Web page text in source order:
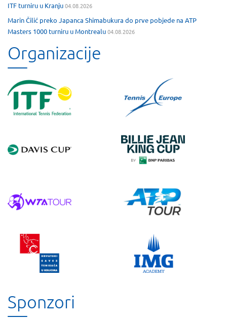
ITF turniru u Kranju04.08.2026
Marin Čilić preko Japanca Shimabukura do prve pobjede na ATP
Masters 1000 turniru u Montrealu04.08.2026
Organizacije
Sponzori